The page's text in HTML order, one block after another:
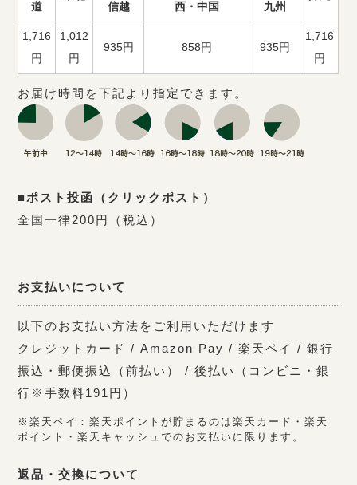
道
信越
西・中国
九州
1,716
円
1,012
円
935円 858円 935円
1,716
円
お届け時間を下記より指定できます。
■ポスト投函（クリックポスト）
全国一律200円（税込）
お支払いについて
以下のお支払い方法をご利用いただけます
クレジットカード / Amazon Pay / 楽天ペイ / 銀行
振込・郵便振込（前払い） / 後払い（コンビニ・銀
行※手数料191円）
※楽天ペイ：楽天ポイントが貯まるのは楽天カード・楽天
ポイント・楽天キャッシュでのお支払いに限ります。
返品・交換について